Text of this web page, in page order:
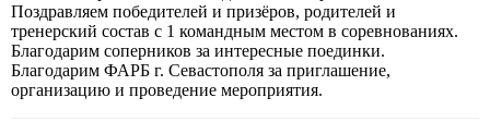
Поздравляем победителей и призёров, родителей и
тренерский состав с 1 командным местом в соревнованиях.
Благодарим соперников за интересные поединки.
Благодарим ФАРБ г. Севастополя за приглашение,
организацию и проведение мероприятия.